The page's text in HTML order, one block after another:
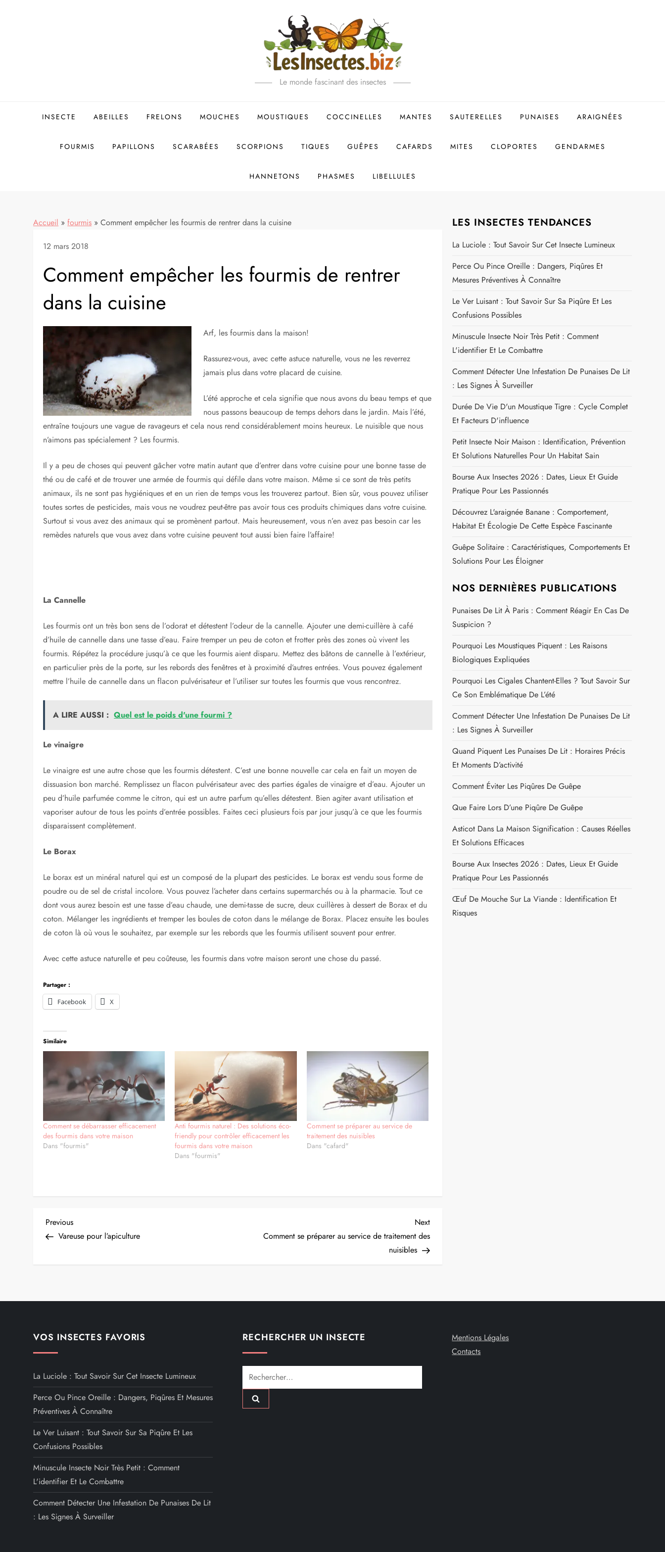
Le monde fascinant des insectes
INSECTE ABEILLES FRELONS MOUCHES MOUSTIQUES COCCINELLES MANTES SAUTERELLES PUNAISES ARAIGNÉES
FOURMIS PAPILLONS SCARABÉES SCORPIONS TIQUES GUÊPES CAFARDS MITES CLOPORTES GENDARMES
HANNETONS PHASMES LIBELLULES
Accueil » fourmis » Comment empêcher les fourmis de rentrer dans la cuisine
12 mars 2018
Comment empêcher les fourmis de rentrer
dans la cuisine
Arf, les fourmis dans la maison!
Rassurez-vous, avec cette astuce naturelle, vous ne les reverrez
jamais plus dans votre placard de cuisine.
L’été approche et cela signifie que nous avons du beau temps et que
nous passons beaucoup de temps dehors dans le jardin. Mais l’été,
entraîne toujours une vague de ravageurs et cela nous rend considérablement moins heureux. Le nuisible que nous
n’aimons pas spécialement ? Les fourmis.
Il y a peu de choses qui peuvent gâcher votre matin autant que d’entrer dans votre cuisine pour une bonne tasse de
thé ou de café et de trouver une armée de fourmis qui défile dans votre maison. Même si ce sont de très petits
animaux, ils ne sont pas hygiéniques et en un rien de temps vous les trouverez partout. Bien sûr, vous pouvez utiliser
toutes sortes de pesticides, mais vous ne voudrez peut-être pas avoir tous ces produits chimiques dans votre cuisine.
Surtout si vous avez des animaux qui se promènent partout. Mais heureusement, vous n’en avez pas besoin car les
remèdes naturels que vous avez dans votre cuisine peuvent tout aussi bien faire l’affaire!
La Cannelle
Les fourmis ont un très bon sens de l’odorat et détestent l’odeur de la cannelle. Ajouter une demi-cuillère à café
d’huile de cannelle dans une tasse d’eau. Faire tremper un peu de coton et frotter près des zones où vivent les
fourmis. Répétez la procédure jusqu’à ce que les fourmis aient disparu. Mettez des bâtons de cannelle à l’extérieur,
en particulier près de la porte, sur les rebords des fenêtres et à proximité d’autres entrées. Vous pouvez également
mettre l’huile de cannelle dans un flacon pulvérisateur et l’utiliser sur toutes les fourmis que vous rencontrez.
A LIRE AUSSI :
Le vinaigre
Le vinaigre est une autre chose que les fourmis détestent. C’est une bonne nouvelle car cela en fait un moyen de
dissuasion bon marché. Remplissez un flacon pulvérisateur avec des parties égales de vinaigre et d’eau. Ajouter un
peu d’huile parfumée comme le citron, qui est un autre parfum qu’elles détestent. Bien agiter avant utilisation et
disparaissent complètement.
Le Borax
poudre ou de sel de cristal incolore. Vous pouvez l’acheter dans certains supermarchés ou à la pharmacie. Tout ce
dont vous aurez besoin est une tasse d’eau chaude, une demi-tasse de sucre, deux cuillères à dessert de Borax et du
coton. Mélanger les ingrédients et tremper les boules de coton dans le mélange de Borax. Placez ensuite les boules
de coton là où vous le souhaitez, par exemple sur les rebords que les fourmis utilisent souvent pour entrer.
Avec cette astuce naturelle et peu coûteuse, les fourmis dans votre maison seront une chose du passé.
Partager :
Facebook
X
a
v
i
g
a
t
PostVareuse pour l’apiculture
Comment se préparer au service de traitement des
nuisibles
LES INSECTES TENDANCES
La Luciole : Tout Savoir Sur Cet Insecte Lumineux
Perce Ou Pince Oreille : Dangers, Piqûres Et
Mesures Préventives À Connaître
Le Ver Luisant : Tout Savoir Sur Sa Piqûre Et Les
Confusions Possibles
Minuscule Insecte Noir Très Petit : Comment
L'identifier Et Le Combattre
Comment Détecter Une Infestation De Punaises De Lit
: Les Signes À Surveiller
Durée De Vie D'un Moustique Tigre : Cycle Complet
Et Facteurs D'influence
Petit Insecte Noir Maison : Identification, Prévention
Et Solutions Naturelles Pour Un Habitat Sain
Bourse Aux Insectes 2026 : Dates, Lieux Et Guide
Pratique Pour Les Passionnés
Découvrez L'araignée Banane : Comportement,
Habitat Et Écologie De Cette Espèce Fascinante
Guêpe Solitaire : Caractéristiques, Comportements Et
Solutions Pour Les Éloigner
NOS DERNIÈRES PUBLICATIONS
Punaises De Lit À Paris : Comment Réagir En Cas De
Suspicion ?
Pourquoi Les Moustiques Piquent : Les Raisons
Biologiques Expliquées
Pourquoi Les Cigales Chantent-Elles ? Tout Savoir Sur
Ce Son Emblématique De L’été
Comment Détecter Une Infestation De Punaises De Lit
: Les Signes À Surveiller
Quand Piquent Les Punaises De Lit : Horaires Précis
Et Moments D’activité
Comment Éviter Les Piqûres De Guêpe
Que Faire Lors D’une Piqûre De Guêpe
Asticot Dans La Maison Signification : Causes Réelles
Et Solutions Efficaces
Bourse Aux Insectes 2026 : Dates, Lieux Et Guide
Pratique Pour Les Passionnés
Œuf De Mouche Sur La Viande : Identification Et
Risques
VOS INSECTES FAVORIS
La Luciole : Tout Savoir Sur Cet Insecte Lumineux